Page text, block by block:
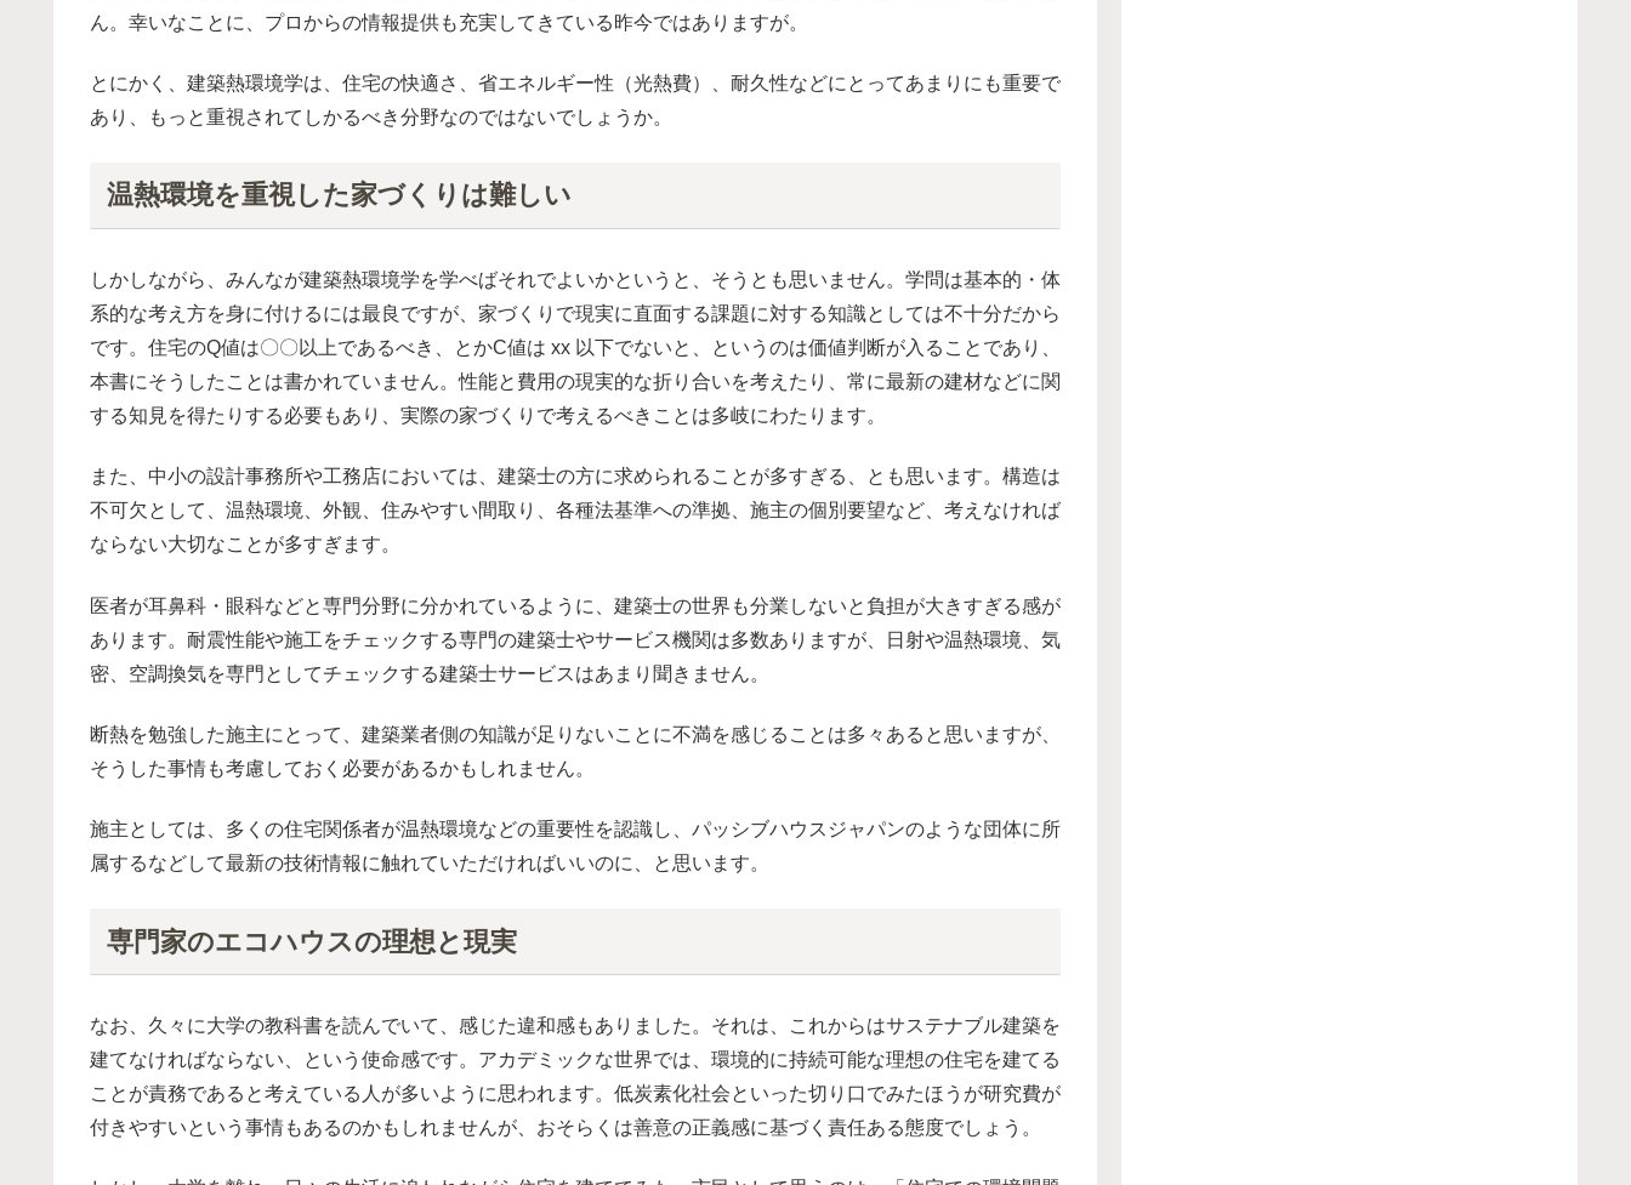
ん。幸いなことに、プロからの情報提供も充実してきている昨今ではありますが。
とにかく、建築熱環境学は、住宅の快適さ、省エネルギー性（光熱費）、耐久性などにとってあまりにも重要で
あり、もっと重視されてしかるべき分野なのではないでしょうか。
温熱環境を重視した家づくりは難しい
しかしながら、みんなが建築熱環境学を学べばそれでよいかというと、そうとも思いません。学問は基本的・体
系的な考え方を身に付けるには最良ですが、家づくりで現実に直面する課題に対する知識としては不十分だから
です。住宅のQ値は〇〇以上であるべき、とかC値は xx 以下でないと、というのは価値判断が入ることであり、
本書にそうしたことは書かれていません。性能と費用の現実的な折り合いを考えたり、常に最新の建材などに関
する知見を得たりする必要もあり、実際の家づくりで考えるべきことは多岐にわたります。
また、中小の設計事務所や工務店においては、建築士の方に求められることが多すぎる、とも思います。構造は
不可欠として、温熱環境、外観、住みやすい間取り、各種法基準への準拠、施主の個別要望など、考えなければ
ならない大切なことが多すぎます。
医者が耳鼻科・眼科などと専門分野に分かれているように、建築士の世界も分業しないと負担が大きすぎる感が
あります。耐震性能や施工をチェックする専門の建築士やサービス機関は多数ありますが、日射や温熱環境、気
密、空調換気を専門としてチェックする建築士サービスはあまり聞きません。
断熱を勉強した施主にとって、建築業者側の知識が足りないことに不満を感じることは多々あると思いますが、
そうした事情も考慮しておく必要があるかもしれません。
施主としては、多くの住宅関係者が温熱環境などの重要性を認識し、パッシブハウスジャパンのような団体に所
属するなどして最新の技術情報に触れていただければいいのに、と思います。
専門家のエコハウスの理想と現実
なお、久々に大学の教科書を読んでいて、感じた違和感もありました。それは、これからはサステナブル建築を
建てなければならない、という使命感です。アカデミックな世界では、環境的に持続可能な理想の住宅を建てる
ことが責務であると考えている人が多いように思われます。低炭素化社会といった切り口でみたほうが研究費が
付きやすいという事情もあるのかもしれませんが、おそらくは善意の正義感に基づく責任ある態度でしょう。